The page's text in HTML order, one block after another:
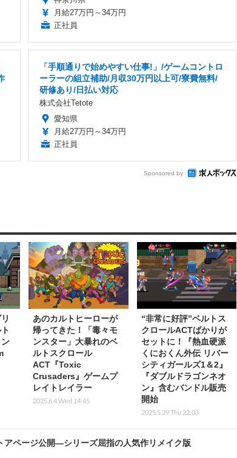
月給27万円～34万円
正社員
「手順通りで始めやすい仕事!」/ゲームコントロ
ーラーの組立補助/月収30万円以上可/寮費無料/
研修あり/日払い対応
株式会社Tetote
愛知県
月給27万円～34万円
正社員
Sponsored by
あのカルトヒーローが
帰ってきた！「毒々モ
ンスター」大暴れのベ
ルトスクロール
ACT『Toxic
Crusaders』ゲームプ
レイトレイラー
2025.6.4 Wed 14:45
“非常に好評”ベルトス
クロールACTばかりが
セットに！『熱血硬派
くにおくん外伝 リバー
シティガールズ1＆2』
『ダブルドラゴンネオ
ン』含むバンドル販売
開始
2025.5.29 Thu 22:03
アページ公開―シリーズ屈指の人気作リメイク版